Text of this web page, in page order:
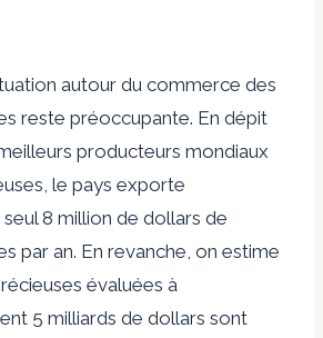
autour du commerce des
reste préoccupante. En dépit
producteurs mondiaux
le pays exporte
8 million de dollars de
par an. En revanche, on estime
évaluées à
5 milliards de dollars sont